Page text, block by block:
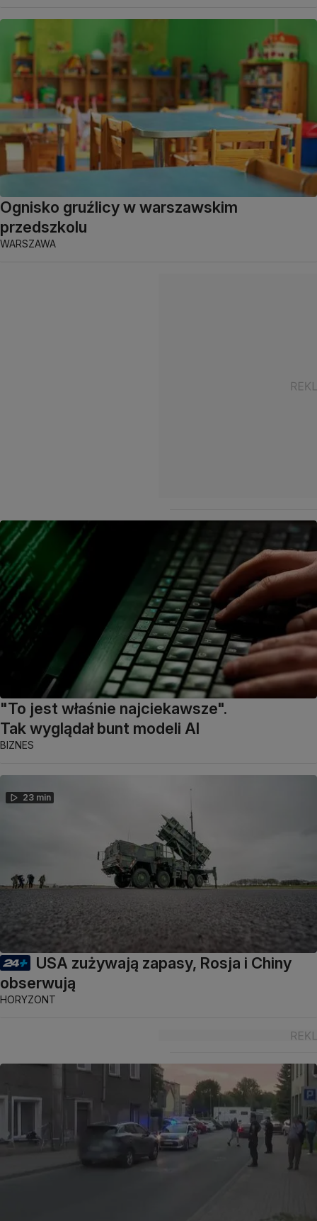
Ognisko gruźlicy w warszawskim
przedszkolu
WARSZAWA
"To jest właśnie najciekawsze".
Tak wyglądał bunt modeli AI
BIZNES
23 min
USA zużywają zapasy, Rosja i Chiny
obserwują
HORYZONT